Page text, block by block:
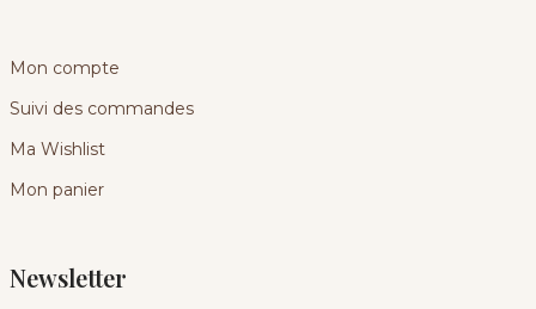
Mon compte
Suivi des commandes
Ma Wishlist
Mon panier
Newsletter